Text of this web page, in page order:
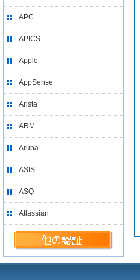
APC
APICS
Apple
AppSense
Arista
ARM
Aruba
ASIS
ASQ
Atlassian